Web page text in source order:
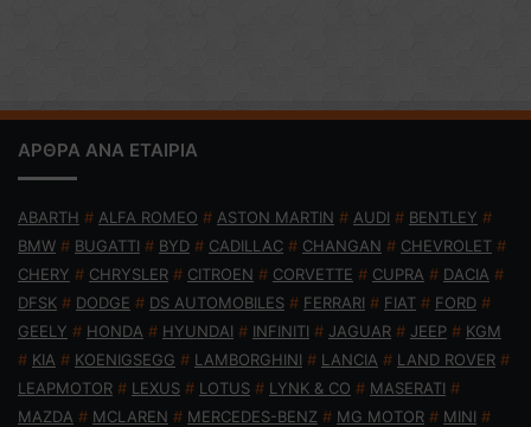
ΑΡΘΡΑ ΑΝΑ ΕΤΑΙΡΙΑ
ABARTH # ALFA ROMEO # ASTON MARTIN # AUDI # BENTLEY #
BMW # BUGATTI # BYD # CADILLAC # CHANGAN # CHEVROLET #
CHERY # CHRYSLER # CITROEN # CORVETTE # CUPRA # DACIA #
DFSK # DODGE # DS AUTOMOBILES # FERRARI # FIAT # FORD #
GEELY # HONDA # HYUNDAI # INFINITI # JAGUAR # JEEP # KGM
# KIA # KOENIGSEGG # LAMBORGHINI # LANCIA # LAND ROVER #
LEAPMOTOR # LEXUS # LOTUS # LYNK & CO # MASERATI #
MAZDA # MCLAREN # MERCEDES-BENZ # MG MOTOR # MINI #